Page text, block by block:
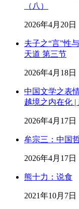
（八）
2026年4月20日
夫子之“言”性
天道 第三节
2026年4月18日
中国文学之表
越境之内在化 |
2026年4月17日
牟宗三：中国
2026年4月17日
熊十力：说食
2021年10月7日